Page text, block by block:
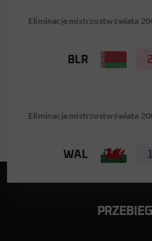
Eliminacje mistrzostw świata
BLR
Eliminacje mistrzostw świata
WAL